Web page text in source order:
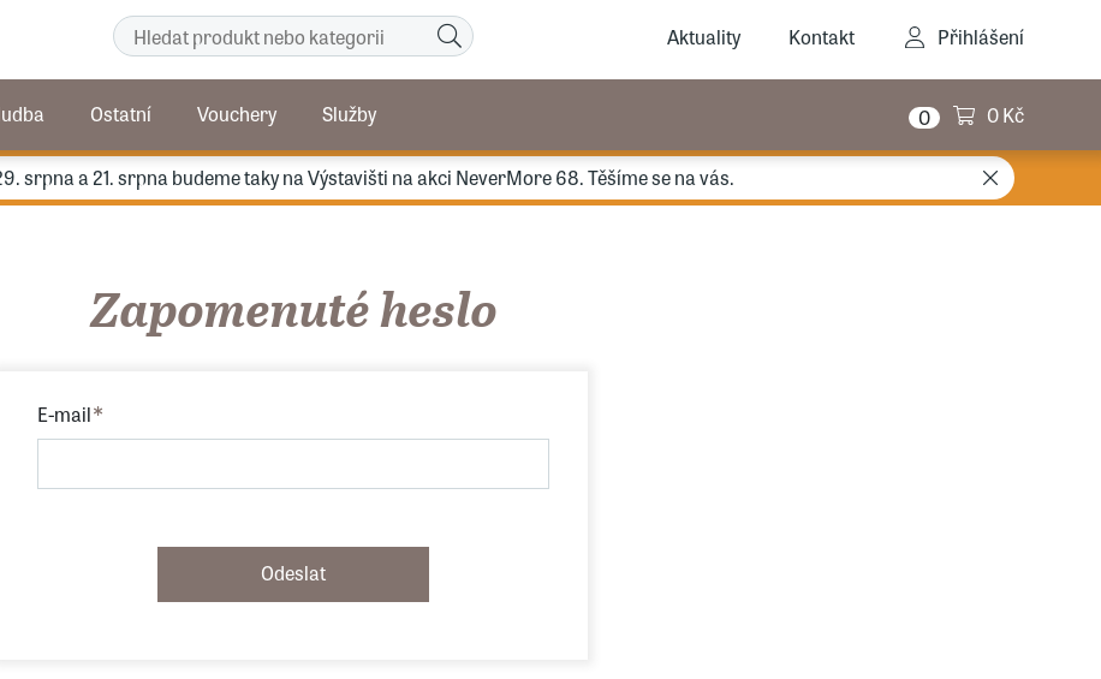
Aktuality Kontakt Přihlášení
0 0 Kč
srpna a 21. srpna budeme taky na Výstavišti na akci NeverMore 68. Těšíme se na vás.
Zapomenuté heslo
E-mail
Ostatní Vouchery Služby